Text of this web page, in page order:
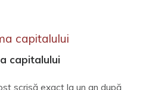
capitalului
scrisă exact la un an după